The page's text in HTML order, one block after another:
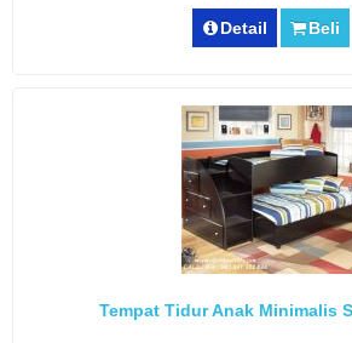
Detail Beli
Tempat Tidur Anak Minimalis